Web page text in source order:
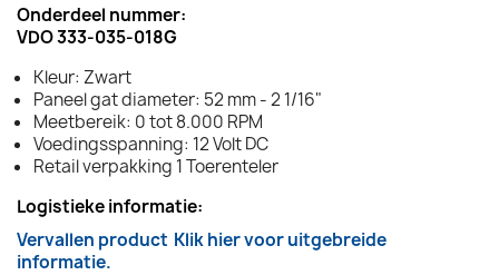
Onderdeel nummer:
VDO 333-035-018G
Kleur: Zwart
Paneel gat diameter: 52 mm - 2 1/16"
Meetbereik: 0 tot 8.000 RPM
Voedingsspanning: 12 Volt DC
Retail verpakking 1 Toerenteler
Logistieke informatie:
Vervallen product Klik hier voor uitgebreide
informatie.